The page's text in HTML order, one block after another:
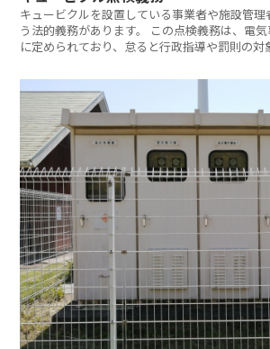
キュービクルを設置している事業者や施設管
う法的義務があります。 この点検義務は、電
に定められており、怠ると行政指導や罰則の対